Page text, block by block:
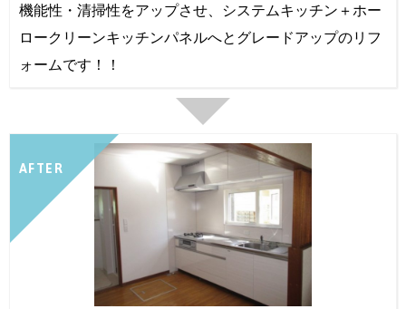
機能性・清掃性をアップさせ、システムキッチン＋ホー
ロークリーンキッチンパネルへとグレードアップのリフ
ォームです！！
AFTER